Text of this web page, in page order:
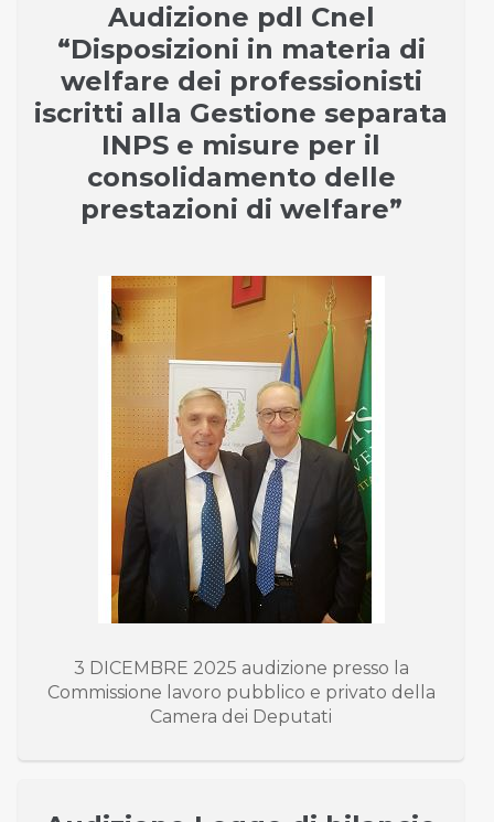
Audizione pdl Cnel
“Disposizioni in materia di
welfare dei professionisti
iscritti alla Gestione separata
INPS e misure per il
consolidamento delle
prestazioni di welfare”
3 DICEMBRE 2025 audizione presso la
Commissione lavoro pubblico e privato della
Camera dei Deputati